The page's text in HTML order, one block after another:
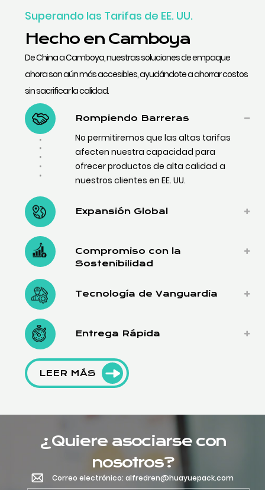
Superando las Tarifas de EE. UU.
Hecho en Camboya
De China a Camboya, nuestras soluciones de empaque
ahora son aún más accesibles, ayudándote a ahorrar costos
sin sacrificar la calidad.
Rompiendo Barreras
No permitiremos que las altas tarifas
afecten nuestra capacidad para
ofrecer productos de alta calidad a
nuestros clientes en EE. UU.
Expansión Global
Compromiso con la
Sostenibilidad
Tecnología de Vanguardia
Entrega Rápida
LEER MÁS
¿Quiere asociarse con
nosotros?
Correo electrónico: alfredren@huayuepack.com